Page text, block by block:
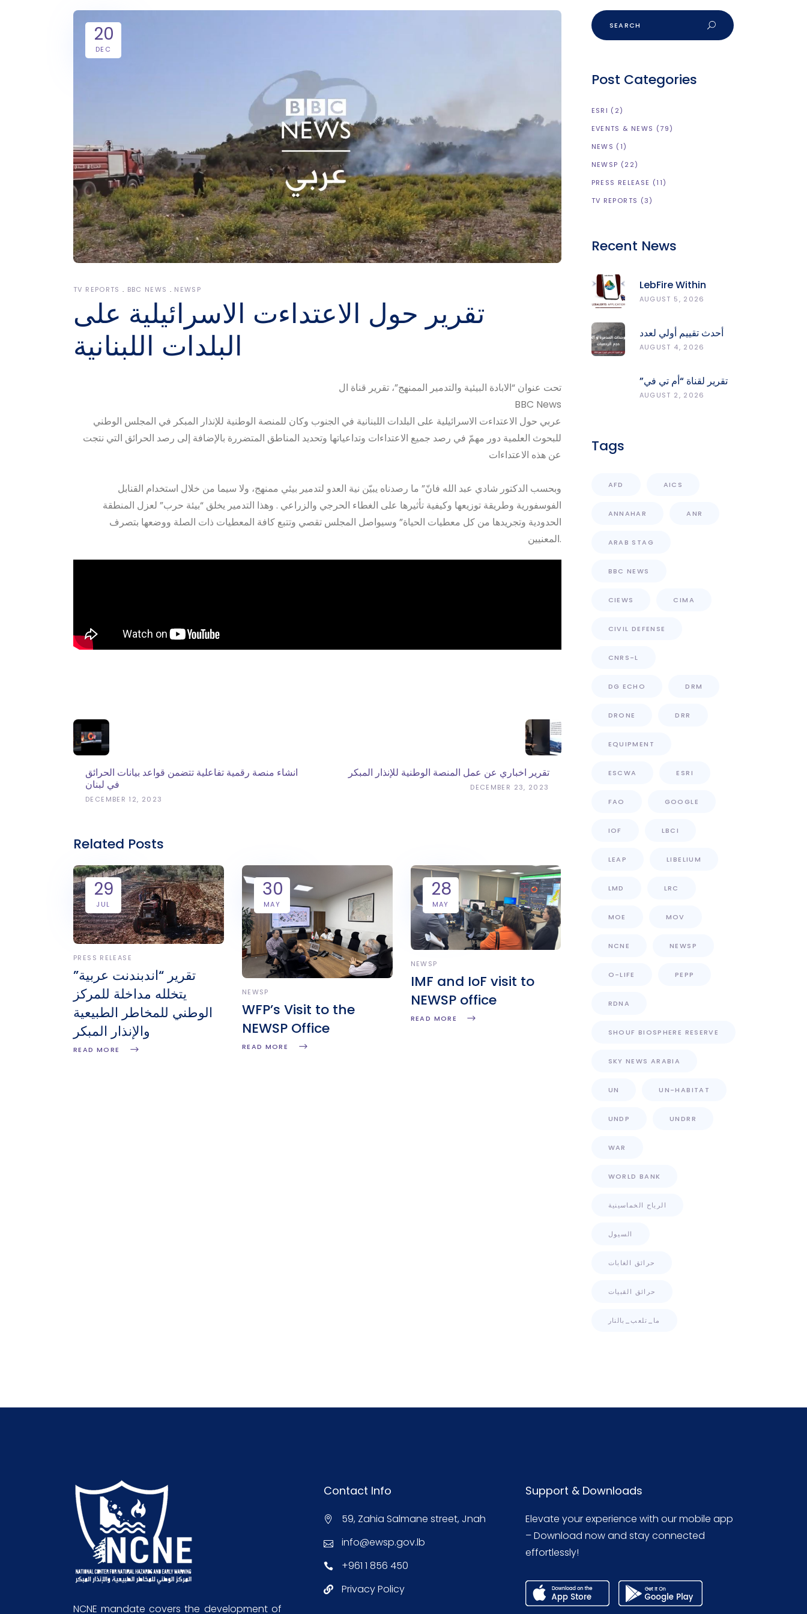
20
DEC
TV REPORTS BBC NEWS NEWSP
تقرير حول الاعتداءت الاسرائيلية على
البلدات اللبنانية
تحت عنوان “الابادة البيئية والتدمير الممنهج”، تقرير قناة ال
BBC News
عربي حول الاعتداءت الاسرائيلية على البلدات اللبنانية في الجنوب وكان للمنصة الوطنية للإنذار المبكر في المجلس الوطني
للبحوث العلمية دور مهمّ في رصد جميع الاعتداءات وتداعياتها وتحديد المناطق المتضررة بالإضافة إلى رصد الحرائق التي نتجت
عن هذه الاعتداءات
وبحسب الدكتور شادي عبد الله فانّ” ما رصدناه يبيّن نية العدو لتدمير بيئي ممنهج، ولا سيما من خلال استخدام القنابل
الفوسفورية وطريقة توزيعها وكيفية تأثيرها على الغطاء الحرجي والزراعي . وهذا التدمير يخلق “بيئة حرب” لعزل المنطقة
الحدودية وتجريدها من كل معطيات الحياة” وسيواصل المجلس تقصي وتتبع كافة المعطيات ذات الصلة ووضعها بتصرف
المعنيين.
انشاء منصة رقمية تفاعلية تتضمن قواعد بيانات الحرائق
في لبنان
DECEMBER 12, 2023
تقرير اخباري عن عمل المنصة الوطنية للإنذار المبكر
DECEMBER 23, 2023
Related Posts
29
JUL
PRESS RELEASE
تقرير “اندبندنت عربية”
يتخلله مداخلة للمركز
الوطني للمخاطر الطبيعية
والإنذار المبكر
READ MORE
30
MAY
NEWSP
WFP’s Visit to the
NEWSP Office
READ MORE
28
MAY
NEWSP
IMF and IoF visit to
NEWSP office
READ MORE
Post Categories
ESRI (2)
EVENTS & NEWS (79)
NEWS (1)
NEWSP (22)
PRESS RELEASE (11)
TV REPORTS (3)
Recent News
LebFire Within
LebAlerts: Report
Protect Forests
AUGUST 5, 2026
أحدث تقييم أولي لعدد
الوحدات المدمّرة
الردميات على مستوى
الأقضية
AUGUST 4, 2026
تقرير لقناة “أم تي في”
حول انعكاسات
AUGUST 2, 2026
Tags
AFD AICS
ANNAHAR ANR
ARAB STAG
BBC NEWS
CIEWS CIMA
CIVIL DEFENSE
CNRS-L
DG ECHO DRM
DRONE DRR
EQUIPMENT
ESCWA ESRI
FAO GOOGLE
IOF LBCI
LEAP LIBELIUM
LMD LRC
MOE MOV
NCNE NEWSP
O-LIFE PEPP
RDNA
SHOUF BIOSPHERE RESERVE
SKY NEWS ARABIA
UN UN-HABITAT
UNDP UNDRR
WAR
WORLD BANK
الرياح الخماسينية
السيول
حرائق الغابات
حرائق القبيات
ما_تلعب_بالنار
NCNE mandate covers the development of
Contact Info
59, Zahia Salmane street, Jnah
info@ewsp.gov.lb
+961 1 856 450
Privacy Policy
Support & Downloads
Elevate your experience with our mobile app
– Download now and stay connected
effortlessly!